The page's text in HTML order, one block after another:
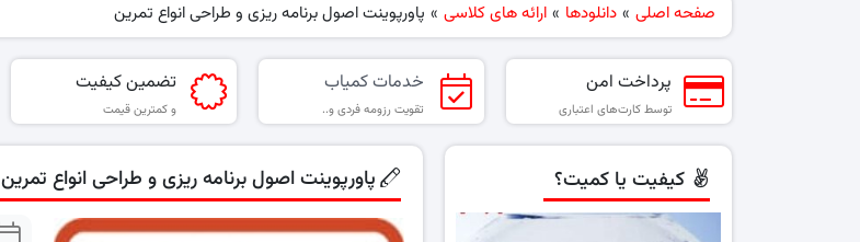
صفحه اصلی » دانلودها » ارائه های کلاسی » پاورپوینت اصول برنامه ریزی و طراحی انواع تمرین
پرداخت امن
توسط کارت‌های اعتباری
خدمات کمیاب
تقویت رزومه فردی و..
تضمین کیفیت
و کمترین قیمت
پاورپوینت اصول برنامه ریزی و طراحی انواع تمرین کیفیت یا کمیت؟